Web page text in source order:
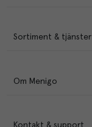
Sortiment & tjänster
Om Menigo
Kontakt & support